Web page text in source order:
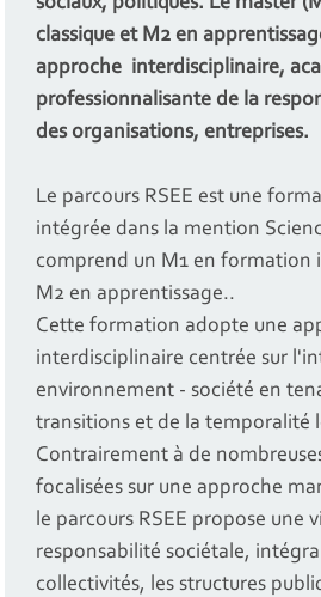
classique et M2 en
approche interdisciplinaire,
professionnalisante de la
des organisations, entreprises.
Le parcours RSEE est une
intégrée dans la mention
comprend un M1 en formation
M2 en apprentissage..
Cette formation adopte une
interdisciplinaire centrée sur
environnement - société en
transitions et de la temporalité
Contrairement à de
focalisées sur une approche
le parcours RSEE propose une
responsabilité sociétale,
collectivités, les structures